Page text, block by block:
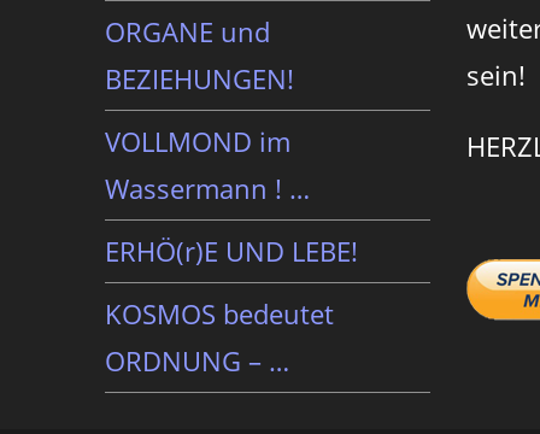
ORGANE und
BEZIEHUNGEN!
VOLLMOND im
Wassermann ! …
ERHÖ(r)E UND LEBE!
KOSMOS bedeutet
ORDNUNG – …
sein!